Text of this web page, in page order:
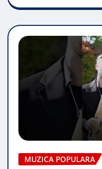
MUZICA POPULARA